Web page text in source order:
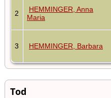
2
HEMMINGER, Anna
Maria
3 HEMMINGER, Barbara
Tod